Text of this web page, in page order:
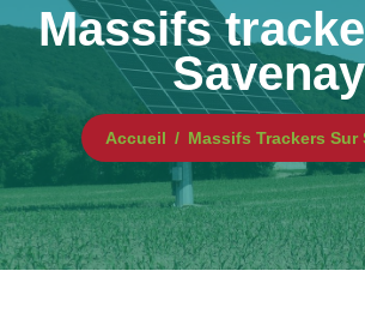
Massifs
Savenay
Accueil Massifs Trackers Sur